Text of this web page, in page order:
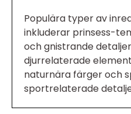
Populära typer av
inkluderar prinsess-
och gnistrande
djurrelaterade
naturnära färger och
sportrelaterade